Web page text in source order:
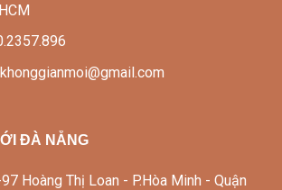
ĐÀ NẴNG
Hoàng Thị Loan - P.Hòa Minh - Quận